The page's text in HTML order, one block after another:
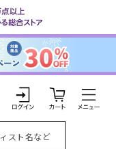
ロ
カ
ー
ト